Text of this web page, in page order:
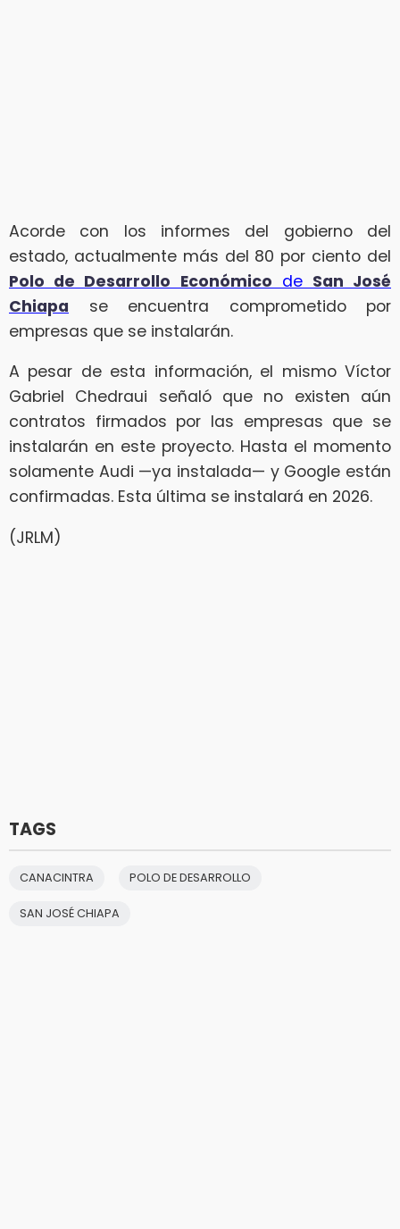
Acorde con los informes del gobierno del
estado, actualmente más del 80 por ciento del
Polo de Desarrollo Económico de San José
Chiapa se encuentra comprometido por
empresas que se instalarán.
A pesar de esta información, el mismo Víctor
Gabriel Chedraui señaló que no existen aún
contratos firmados por las empresas que se
instalarán en este proyecto. Hasta el momento
solamente Audi —ya instalada— y Google están
confirmadas. Esta última se instalará en 2026.
(JRLM)
TAGS
CANACINTRA POLO DE DESARROLLO
SAN JOSÉ CHIAPA